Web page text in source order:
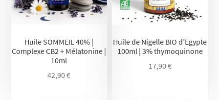
Huile SOMMEIL 40% |
Complexe CB2 + Mélatonine |
10ml
42,90€
Huile de Nigelle BIO d’Egypte
100ml | 3% thymoquinone
17,90€